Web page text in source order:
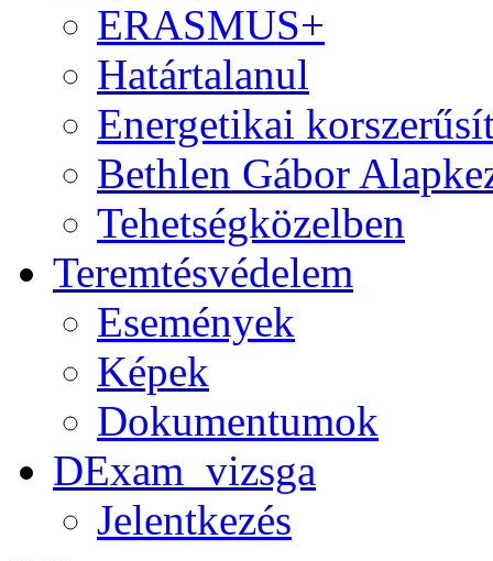
ERASMUS+
Határtalanul
Energetikai
Bethlen Gábor
Tehetségközelben
Teremtésvédelem
Események
Képek
Dokumentumok
DExam_vizsga
Jelentkezés